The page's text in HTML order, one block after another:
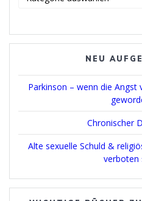
NEU
Parkinson – wenn die
Chronischer
Alte sexuelle Schuld &
verboten